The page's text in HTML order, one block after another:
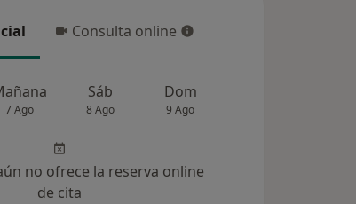
Consulta online
Consulta online
7 Ago
Sáb
8 Ago
Dom
9 Ago
no ofrece la reserva online
de cita